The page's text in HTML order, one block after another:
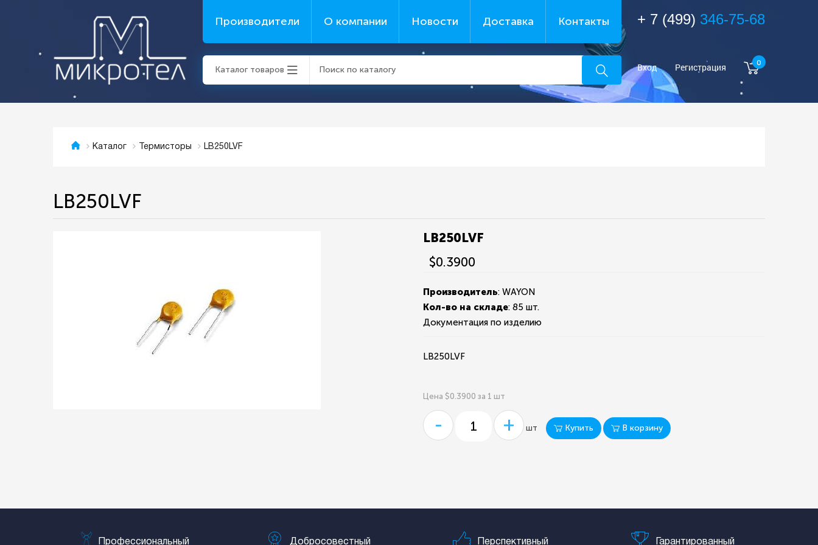
Производители О компании Новости Доставка Контакты
Каталог товаров
+ 7 (499) 346-75-68
Вход Регистрация 0
Каталог Термисторы LB250LVF
LB250LVF
LB250LVF
$0.3900
Производитель: WAYON
Кол-во на складе:85 шт.
Документация по изделию
LB250LVF
Цена $0.3900 за 1 шт
- + шт Купить В корзину
Профессиональный Добросовестный Перспективный Гарантированный